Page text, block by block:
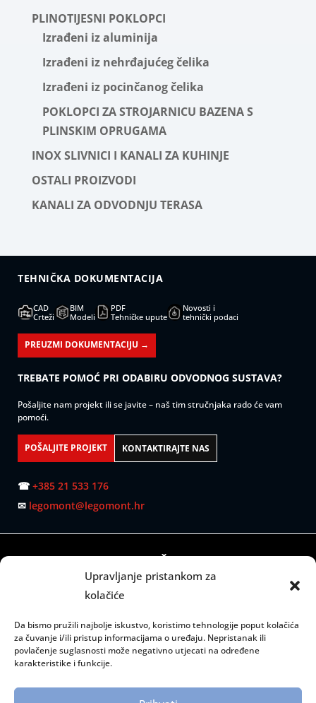
Upravljanje pristankom za
kolačiće
Da bismo pružili najbolje iskustvo, koristimo tehnologije poput kolačića
za čuvanje i/ili pristup informacijama o uređaju. Nepristanak ili
povlačenje suglasnosti može negativno utjecati na određene
karakteristike i funkcije.
PLINOTIJESNI POKLOPCI
Izrađeni iz aluminija
Izrađeni iz nehrđajućeg čelika
Izrađeni iz pocinčanog čelika
POKLOPCI ZA STROJARNICU BAZENA S
PLINSKIM OPRUGAMA
INOX SLIVNICI I KANALI ZA KUHINJE
OSTALI PROIZVODI
KANALI ZA ODVODNJU TERASA
TEHNIČKA DOKUMENTACIJA
CAD
Crteži
BIM
Modeli
PDF
Tehničke upute
Novosti i
tehnički podaci
PREUZMI DOKUMENTACIJU →
TREBATE POMOĆ PRI ODABIRU ODVODNOG SUSTAVA?
Pošaljite nam projekt ili se javite – naš tim stručnjaka rado će vam
pomoći.
POŠALJITE PROJEKT KONTAKTIRAJTE NAS
☎ +385 21 533 176
✉ legomont@legomont.hr
SJEDIŠTE:
Mažuranićevo šetalište 53
RADNO VRIJEME:
Ponedjeljak – petak: 08:00 do 15:00 sati